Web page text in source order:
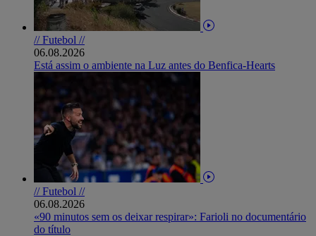
// Futebol //
06.08.2026
Está assim o ambiente na Luz antes do Benfica-Hearts
// Futebol //
06.08.2026
«90 minutos sem os deixar respirar»: Farioli no documentário
do título